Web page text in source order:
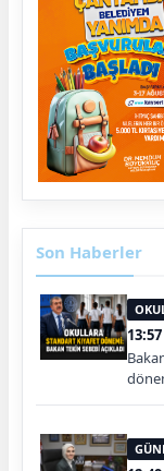
Son Haberler
13:57